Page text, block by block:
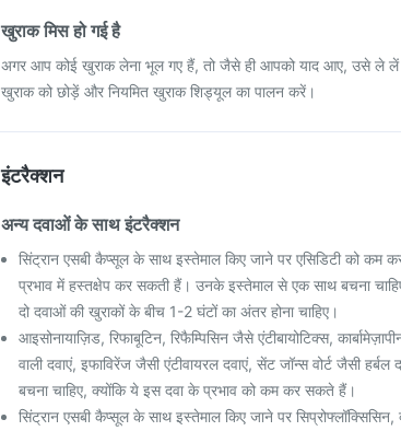
खुराक मिस हो गई है
अगर आप कोई खुराक लेना भूल गए हैं, तो जैसे ही आपको याद आए, उसे ले
खुराक को छोड़ें और नियमित खुराक शिड्यूल का पालन करें।
इंटरैक्शन
अन्य दवाओं के साथ इंटरैक्शन
सिंट्रान एसबी कैप्सूल के साथ इस्तेमाल किए जाने पर एसिडिटी को कम
प्रभाव में हस्तक्षेप कर सकती हैं। उनके इस्तेमाल से एक साथ बचना
दो दवाओं की खुराकों के बीच 1-2 घंटों का अंतर होना चाहिए।
आइसोनायाज़िड, रिफाबूटिन, रिफैम्पिसिन जैसे एंटीबायोटिक्स,
वाली दवाएं, इफाविरेंज जैसी एंटीवायरल दवाएं, सेंट जॉन्स वोर्ट जैसी
बचना चाहिए, क्योंकि ये इस दवा के प्रभाव को कम कर सकते हैं।
सिंट्रान एसबी कैप्सूल के साथ इस्तेमाल किए जाने पर सिप्रोफ्लॉक्सिसिन,